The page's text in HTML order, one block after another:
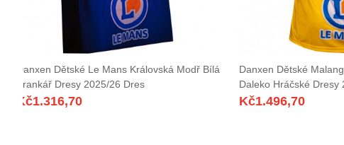
Danxen Dětské Le Mans Královská Modř Bílá
Brankář Dresy 2025/26 Dres
Kč1.316,70
Danxen Dětské
Daleko Hráčské Dresy
Kč1.496,70